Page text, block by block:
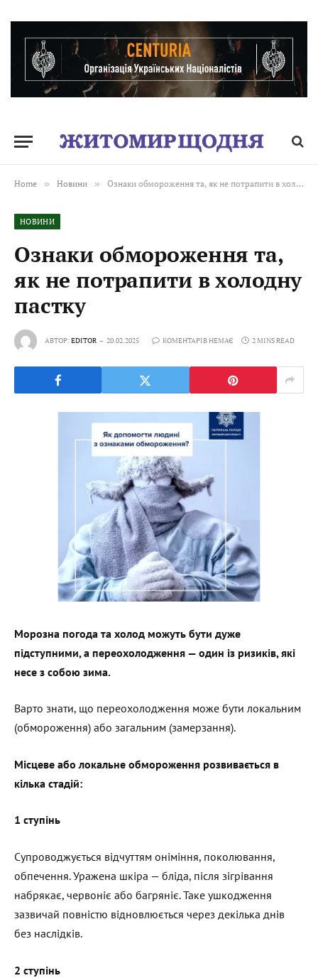
Home » Новини » Ознаки обмороження та, як не потрапити в холодну пастку
НОВИНИ
Ознаки обмороження та,
як не потрапити в холодну
пастку
АВТОР:EDITOR 20.02.2025 КОМЕНТАРІВ НЕМАЄ 2 MINS READ
Морозна погода та холод можуть бути дуже
підступними, а переохолодження — один із ризиків, які
несе з собою зима.
Варто знати, що переохолодження може бути локальним
(обмороження) або загальним (замерзання).
Місцеве або локальне обмороження розвивається в
кілька стадій:
1 ступінь
Супроводжується відчуттям оніміння, поколювання,
обпечення. Уражена шкіра — бліда, після зігрівання
набрякає, червоніє або багряніє. Таке ушкодження
зазвичай повністю відновлюється через декілька днів
без наслідків.
2 ступінь